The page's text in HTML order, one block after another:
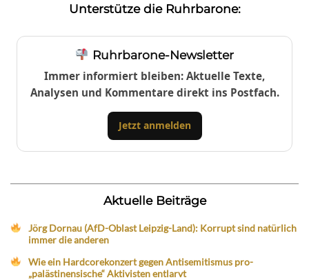
Unterstütze die Ruhrbarone:
Ruhrbarone-Newsletter
Immer informiert bleiben: Aktuelle Texte,
Analysen und Kommentare direkt ins Postfach.
Jetzt anmelden
Aktuelle Beiträge
Jörg Dornau (AfD-Oblast Leipzig-Land): Korrupt sind natürlich
immer die anderen
Wie ein Hardcorekonzert gegen Antisemitismus pro-
„palästinensische“ Aktivisten entlarvt